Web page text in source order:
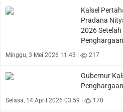
Kalsel
Pradana
2026
Minggu, 3 Mei 2026 11:43 | 217
Gubernur
Selasa, 14 April 2026 03:59 | 170